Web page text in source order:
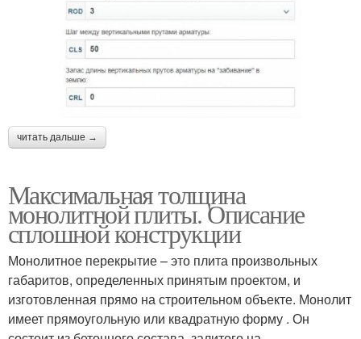
читать дальше →
Максимальная толщина
монолитной плиты. Описание
сплошной конструкции
Монолитное перекрытие – это плита произвольных
габаритов, определенных принятым проектом, и
изготовленная прямо на строительном объекте. Монолит
имеет прямоугольную или квадратную форму . Он